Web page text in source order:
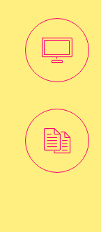
Contact